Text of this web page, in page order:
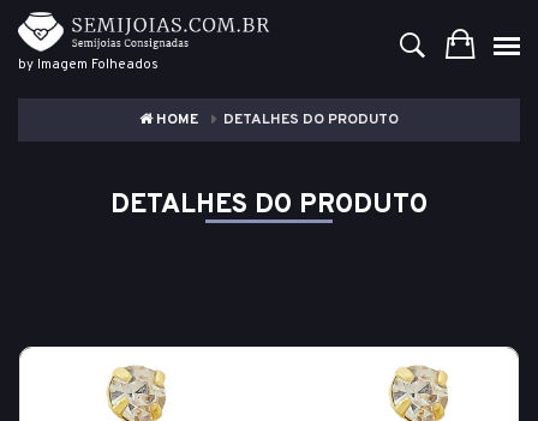
by Imagem Folheados
HOME DETALHES DO PRODUTO
DETALHES DO PRODUTO